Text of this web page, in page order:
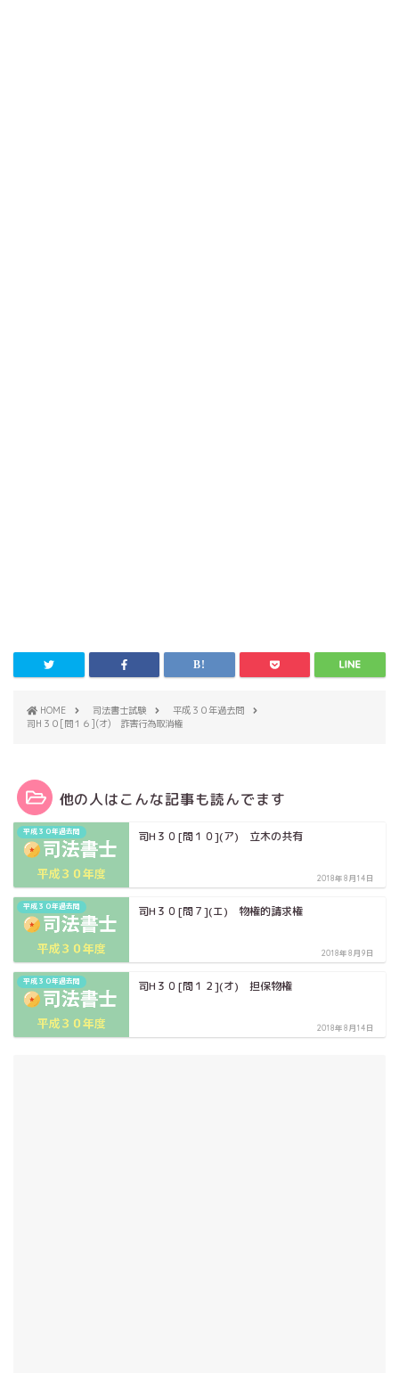
HOME 司法書士試験
平成３０年過去問
司H３０[問１６](オ) 詐害行為取消権
他の人はこんな記事も読んでます
平成３０年過去問 司H３０[問１０](ア) 立木の共有
2018年8月14日
平成３０年過去問 司H３０[問７](エ) 物権的請求権
2018年8月9日
平成３０年過去問 司H３０[問１２](オ) 担保物権
2018年8月14日